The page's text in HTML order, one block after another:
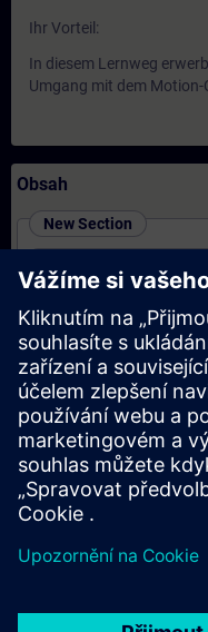
Ihr Vorteil:
In diesem Lernweg
Umgang mit dem Motion-
Obsah
New Section
SIMATIC Programming 1
New Section
SIMATIC - Motion
Training)